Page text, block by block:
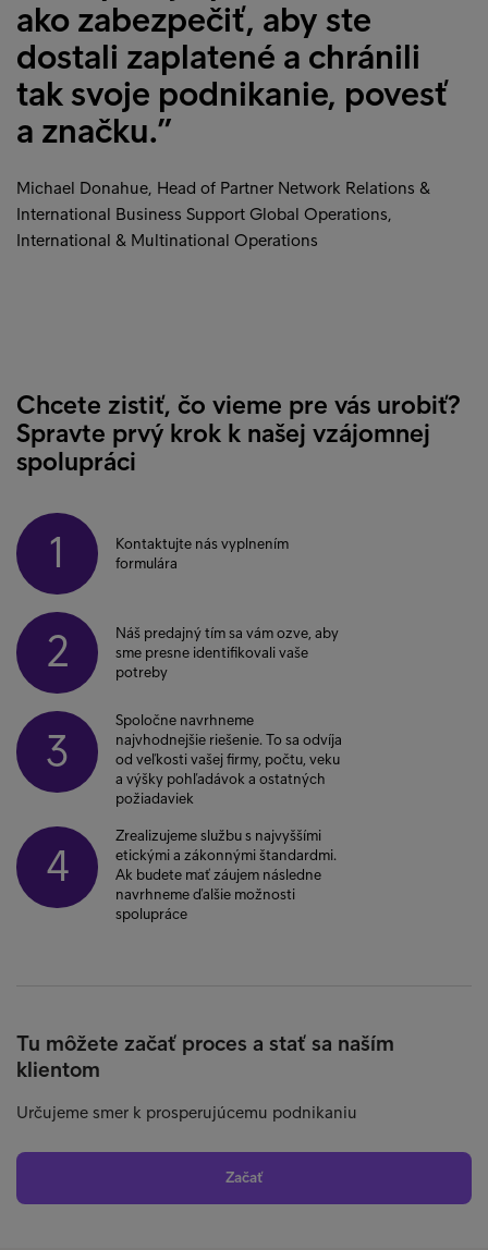
ako zabezpečiť, aby ste
dostali zaplatené a chránili
tak svoje podnikanie, povesť
a značku.”
Michael Donahue, Head of Partner Network Relations &
International Business Support Global Operations,
International & Multinational Operations
Chcete zistiť, čo vieme pre vás urobiť?
Spravte prvý krok k našej vzájomnej
spolupráci
1
Kontaktujte nás vyplnením
formulára
2
Náš predajný tím sa vám ozve, aby
sme presne identifikovali vaše
potreby
3
Spoločne navrhneme
najvhodnejšie riešenie. To sa odvíja
od veľkosti vašej firmy, počtu, veku
a výšky pohľadávok a ostatných
požiadaviek
4
Zrealizujeme službu s najvyššími
etickými a zákonnými štandardmi.
Ak budete mať záujem následne
navrhneme ďalšie možnosti
spolupráce
Tu môžete začať proces a stať sa naším
klientom
Určujeme smer k prosperujúcemu podnikaniu
Začať